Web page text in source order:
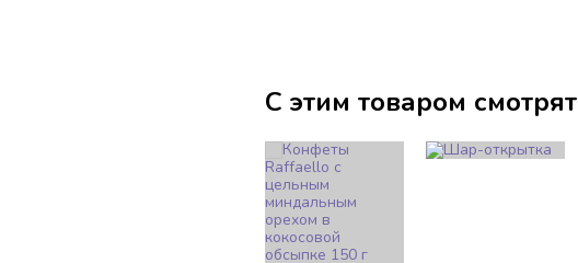
С этим товаром смотрят